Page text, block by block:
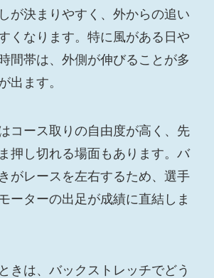
が決まりやすく、外からの追い
くなります。特に風がある日や
間帯は、外側が伸びることが多
出ます。
コース取りの自由度が高く、先
押し切れる場面もあります。バ
がレースを左右するため、選手
ーターの出足が成績に直結しま
きは、バックストレッチでどう